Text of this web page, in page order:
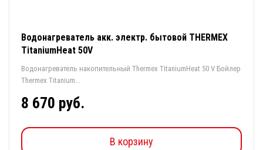
Водонагреватель акк. электр. бытовой THERMEX
TitaniumHeat 50V
Водонагреватель накопительный Thermex TitaniumHeat 50 V Бойлер
Thermex Titanium...
8 670 руб.
В корзину